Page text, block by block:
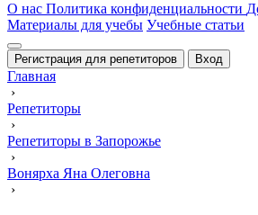
О нас Политика конфиденциальности
Материалы для учебы Учебные статьи
Регистрация для репетиторов Вход
Главная
›
Репетиторы
›
Репетиторы в Запорожье
›
Вонярха Яна Олеговна
›